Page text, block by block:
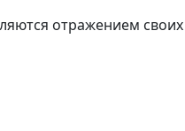
отражением своих